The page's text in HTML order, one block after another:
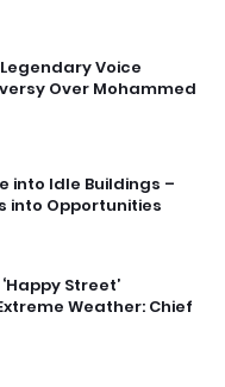
Voice
Over Mohammed
into Idle Buildings –
into Opportunities
Street’
Weather: Chief